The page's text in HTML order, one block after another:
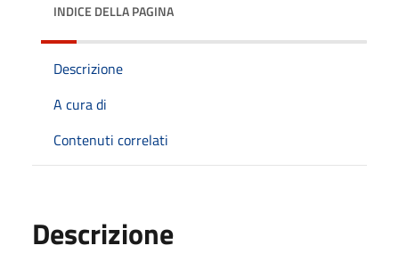
INDICE DELLA PAGINA
Descrizione
A cura di
Contenuti correlati
Descrizione